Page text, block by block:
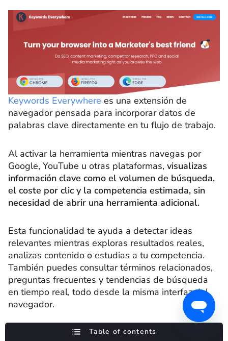
Keywords Everywhere es una extensión de
navegador pensada para incorporar datos de
palabras clave directamente en tu flujo de trabajo.
Al activar la herramienta mientras navegas por
Google, YouTube u otras plataformas, visualizas
información clave como el volumen de búsqueda,
el coste por clic y la competencia estimada, sin
necesidad de abrir una herramienta adicional.
Esta funcionalidad te ayuda a detectar ideas
relevantes mientras exploras resultados reales,
analizas contenido o estudias a tu competencia.
También puedes consultar términos relacionados,
preguntas frecuentes y tendencias de búsqueda
en tiempo real, todo desde la misma interfaz del
navegador.
Es una opción especialmente útil si buscas
Table of contents